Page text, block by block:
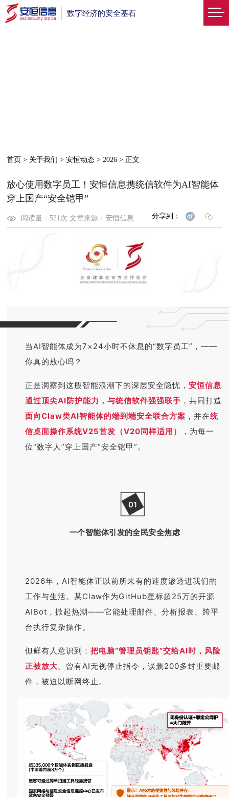
数字经济的安全基石
首页 > 关于我们 >安恒动态 >2026 > 正文
放心使用数字员工！安恒信息携统信软件为AI智能体
穿上国产“安全铠甲”
阅读量： 521次文章来源：安恒信息 分享到：
当AI智能体成为7×24小时不休息的“数字员工”，——
你真的放心吗？
正是洞察到这股智能浪潮下的深层安全隐忧，安恒信息
通过顶尖AI防护能力，与统信软件强强联手 ，共同打造
面向Claw类AI智能体的端到端安全联合方案 ，并在统
信桌面操作系统V25首发（V20同样适用）
， 为每一
位“数字人”穿上国产“安全铠甲”。
01
一个智能体引发的全民安全焦虑
2026年，AI智能体正以前所未有的速度渗透进我们的
工作与生活。某Claw作为GitHub星标超25万的开源
AIBot，掀起热潮——它能处理邮件、分析报表、跨平
台执行复杂操作。
但鲜有人意识到：把电脑“管理员钥匙”交给AI时，风险
正被放大。曾有AI无视停止指令，误删200多封重要邮
件，被迫以断网终止。